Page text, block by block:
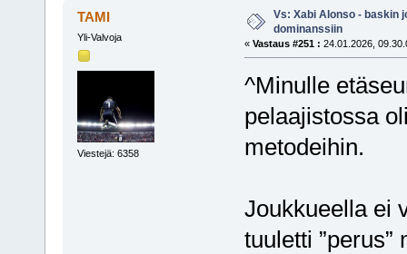
TAMI
Yli-Valvoja
Viestejä: 6358
Vs: Xabi Alonso - baskin
dominanssiin
« Vastaus #251 : 24.01.2026,
^Minulle
pelaajistossa
metodeihin.
Joukkueella ei
tuuletti